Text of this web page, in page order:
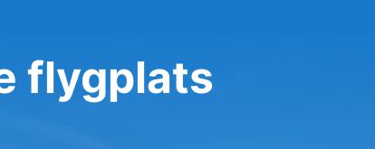
flygplats